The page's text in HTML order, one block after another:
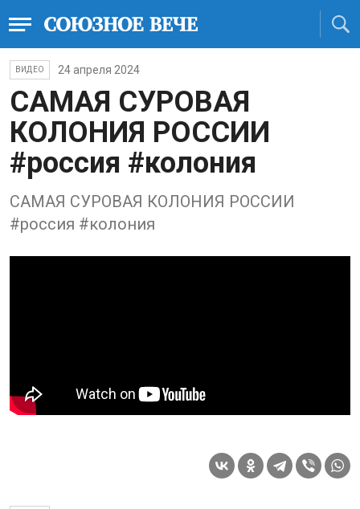
ВИДЕО 24 апреля 2024
САМАЯ СУРОВАЯ
КОЛОНИЯ РОССИИ
#россия #колония
САМАЯ СУРОВАЯ КОЛОНИЯ РОССИИ
#россия #колония